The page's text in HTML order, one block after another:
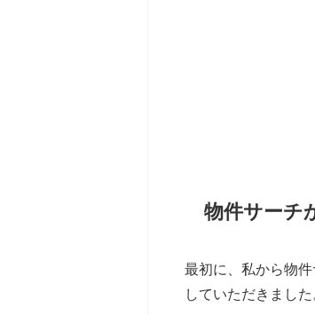
物件サーチ
最初に、私から物
していただきました